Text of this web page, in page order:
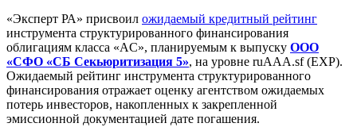
«Эксперт РА» присвоил ожидаемый кредитный рейтинг
инструмента структурированного финансирования
облигациям класса «AС», планируемым к выпуску ООО
«СФО «СБ Секьюритизация 5», на уровне ruAAA.sf (EXP).
Ожидаемый рейтинг инструмента структурированного
финансирования отражает оценку агентством ожидаемых
потерь инвесторов, накопленных к закрепленной
эмиссионной документацией дате погашения.